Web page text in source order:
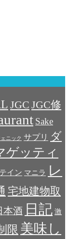
JGC JGC修
Sake
ニック サプリ ダ
ゲッティ
イン マニラ レ
宅地建物取
本酒 日記 激
限 美味し